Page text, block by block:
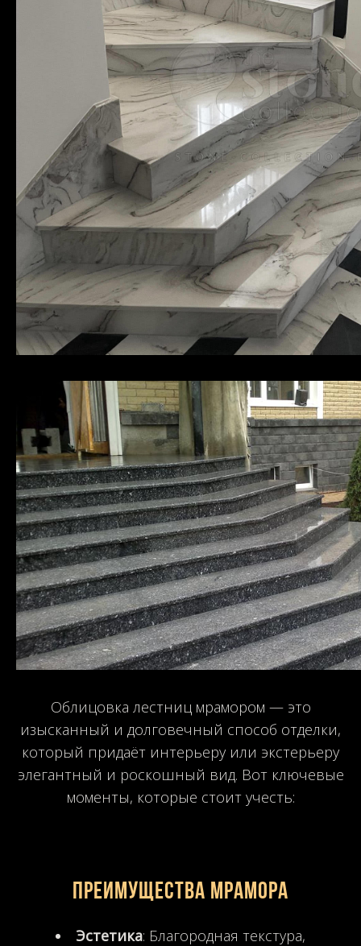
Облицовка лестниц мрамором — это
изысканный и долговечный способ отделки,
который придаёт интерьеру или экстерьеру
элегантный и роскошный вид. Вот ключевые
моменты, которые стоит учесть:
Преимущества мрамора
Эстетика: Благородная текстура,